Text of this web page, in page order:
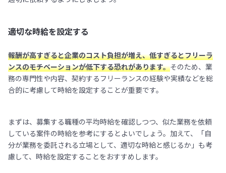
適切な時給を設定する
報酬が高すぎると企業のコスト負担が増え、低すぎるとフリーラ
ンスのモチベーションが低下する恐れがあります。そのため、業
務の専門性や内容、契約するフリーランスの経験や実績などを総
合的に考慮して時給を設定することが重要です。
まずは、募集する職種の平均時給を確認しつつ、似た業務を依頼
している案件の時給を参考にするとよいでしょう。加えて、「自
分が業務を委託される立場として、適切な時給と感じるか」も考
慮して、時給を設定することをおすすめします。